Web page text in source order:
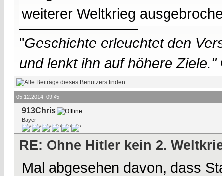
weiterer Weltkrieg
"Geschichte erleuchtet den
und lenkt ihn auf höhere Ziele."
05.12.2014, 09:45
913Chris
Bayer
RE: Ohne Hitler kein 2.
Mal abgesehen davon, dass